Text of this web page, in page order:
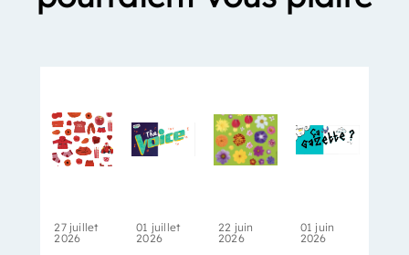
27 juillet
2026
01 juillet
2026
22 juin
2026
01 juin
2026